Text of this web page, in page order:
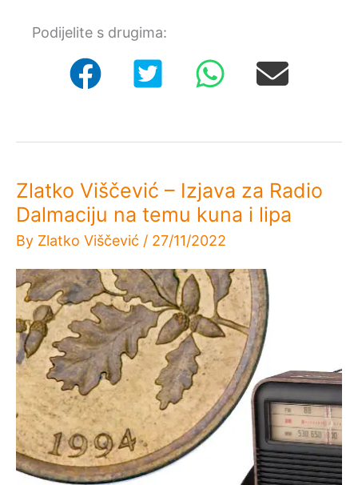
“rijetkim”
“skupim”
kovanicama
Podijelite s drugima:
Zlatko Viščević – Izjava za Radio
Dalmaciju na temu kuna i lipa
By Zlatko Viščević / 27/11/2022